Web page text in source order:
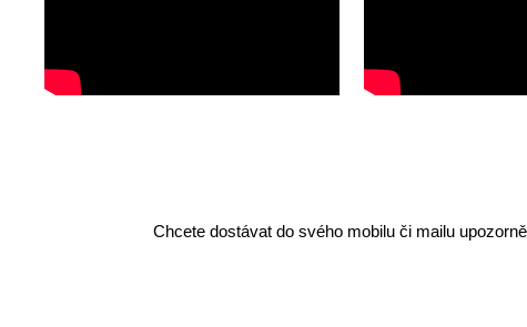
Chcete dostávat do svého mobilu či mailu